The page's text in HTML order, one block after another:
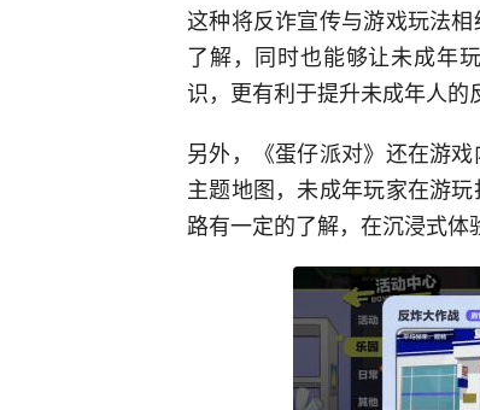
这种将反诈宣传与游戏玩法
了解，同时也能够让未成年
识，更有利于提升未成年人的
另外，《蛋仔派对》还在游
主题地图，未成年玩家在游
路有一定的了解，在沉浸式体